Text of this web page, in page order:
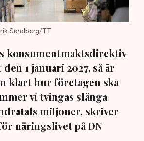
Sandberg/TT
konsumentmaktsdirektiv
1 januari 2027, så är
klart hur företagen ska
vi tvingas slänga
miljoner, skriver
näringslivet på DN